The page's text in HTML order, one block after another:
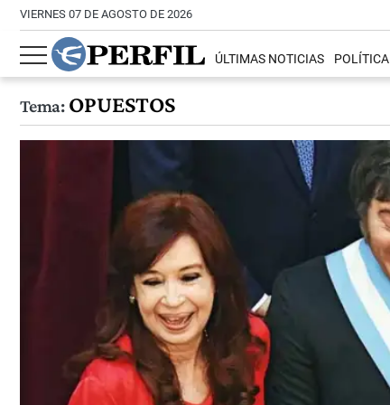
VIERNES 07 DE AGOSTO DE 2026
ÚLTIMAS NOTICIAS POLÍTICA
Tema:OPUESTOS